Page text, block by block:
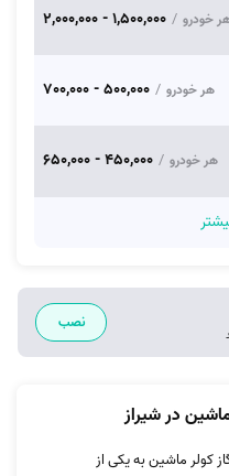
خودرو /
1,500,000 - 2,000,000
هر خودرو /
500,000 - 700,000
هر خودرو /
450,000 - 650,000
نصب
در شیراز
کولر ماشین به یکی از